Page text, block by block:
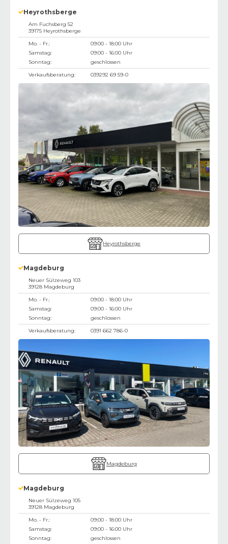
Heyrothsberge
Am Fuchsberg 52
39175 Heyrothsberge
Mo. - Fr.:
09:00 - 18:00 Uhr
Samstag:
09:00 - 16:00 Uhr
Sonntag:
geschlossen
Verkaufsberatung:
039292 69 59-0
Heyrothsberge
Magdeburg
Neuer Sülzeweg 103
39128 Magdeburg
Mo. - Fr.:
09:00 - 18:00 Uhr
Samstag:
09:00 - 16:00 Uhr
Sonntag:
geschlossen
Verkaufsberatung:
0391 662 786-0
Magdeburg
Magdeburg
Neuer Sülzeweg 105
39128 Magdeburg
Mo. - Fr.:
09:00 - 18:00 Uhr
Samstag:
09:00 - 16:00 Uhr
Sonntag:
geschlossen